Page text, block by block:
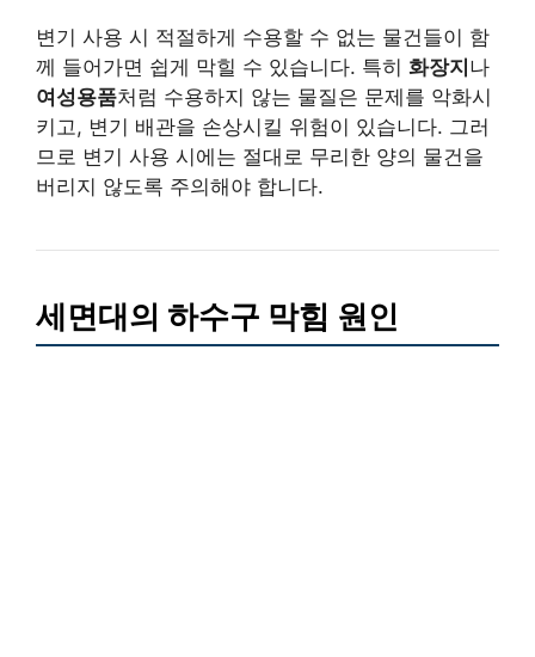
변기 사용 시 적절하게 수용할 수 없는 물건들이 함
께 들어가면 쉽게 막힐 수 있습니다. 특히 화장지 나
여성용품처럼 수용하지 않는 물질은 문제를 악화시
키고, 변기 배관을 손상시킬 위험이 있습니다. 그러
므로 변기 사용 시에는 절대로 무리한 양의 물건을
버리지 않도록 주의해야 합니다.
세면대의 하수구 막힘 원인